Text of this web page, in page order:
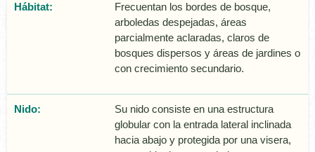
Hábitat:
Frecuentan los bordes de bosque,
arboledas despejadas, áreas
parcialmente aclaradas, claros de
bosques dispersos y áreas de jardines o
con crecimiento secundario.
Nido:
Su nido consiste en una estructura
globular con la entrada lateral inclinada
hacia abajo y protegida por una visera,